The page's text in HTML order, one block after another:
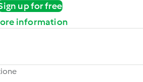
up for free
information